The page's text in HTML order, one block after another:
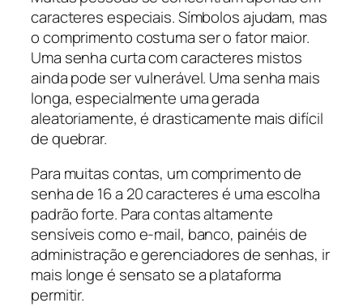
caracteres especiais. Símbolos ajudam, mas
o comprimento costuma ser o fator maior.
Uma senha curta com caracteres mistos
ainda pode ser vulnerável. Uma senha mais
longa, especialmente uma gerada
aleatoriamente, é drasticamente mais difícil
de quebrar.
Para muitas contas, um comprimento de
senha de 16 a 20 caracteres é uma escolha
padrão forte. Para contas altamente
sensíveis como e-mail, banco, painéis de
administração e gerenciadores de senhas, ir
mais longe é sensato se a plataforma
permitir.